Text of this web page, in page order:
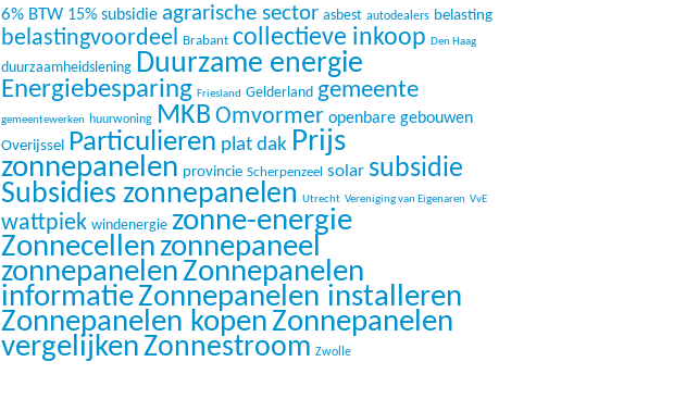
6% BTW 15% subsidie agrarische sector asbest autodealers belasting
belastingvoordeel Brabant collectieve inkoop Den Haag
duurzaamheidslening Duurzame energie
Energiebesparing Friesland Gelderland gemeente
gemeentewerken huurwoning MKB Omvormer openbare gebouwen
Overijssel Particulieren plat dak Prijs
zonnepanelen provincie Scherpenzeel solar subsidie
Subsidies zonnepanelen Utrecht Vereniging van Eigenaren VvE
wattpiek windenergie zonne-energie
Zonnecellenzonnepaneel
zonnepanelenZonnepanelen
informatieZonnepanelen installeren
Zonnepanelen kopenZonnepanelen
vergelijkenZonnestroom Zwolle